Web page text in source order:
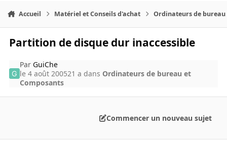
Accueil Matériel et Conseils d'achat Ordinateurs de bureau
Partition de disque dur inaccessible
Par GuiChe
le 4 août 200521 a dans Ordinateurs de bureau et
Composants
Commencer un nouveau sujet